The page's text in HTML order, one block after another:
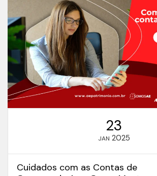
23
JAN 2025
Cuidados com as Contas de